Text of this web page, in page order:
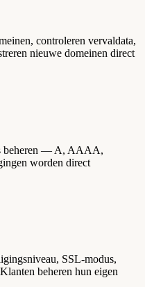
controleren vervaldata,
nieuwe domeinen direct
beheren — A, AAAA,
worden direct
SSL-modus,
beheren hun eigen